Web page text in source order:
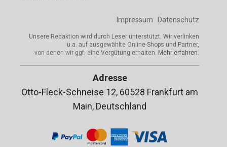
Impressum Datenschutz
Unsere Redaktion wird durch Leser unterstützt. Wir verlinken
u.a. auf ausgewählte Online-Shops und Partner,
von denen wir ggf. eine Vergütung erhalten. Mehr erfahren.
Adresse
Otto-Fleck-Schneise 12, 60528 Frankfurt am
Main, Deutschland